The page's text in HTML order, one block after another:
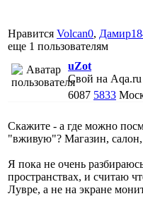
Нравится Volcan0,
еще 1 пользователям
uZot
Свой на Aqa.ru
6087 5833
Скажите - а где можно
"вживую"? Магазин, салон,
Я пока не очень
пространствах, и считаю
Лувре, а не на экране